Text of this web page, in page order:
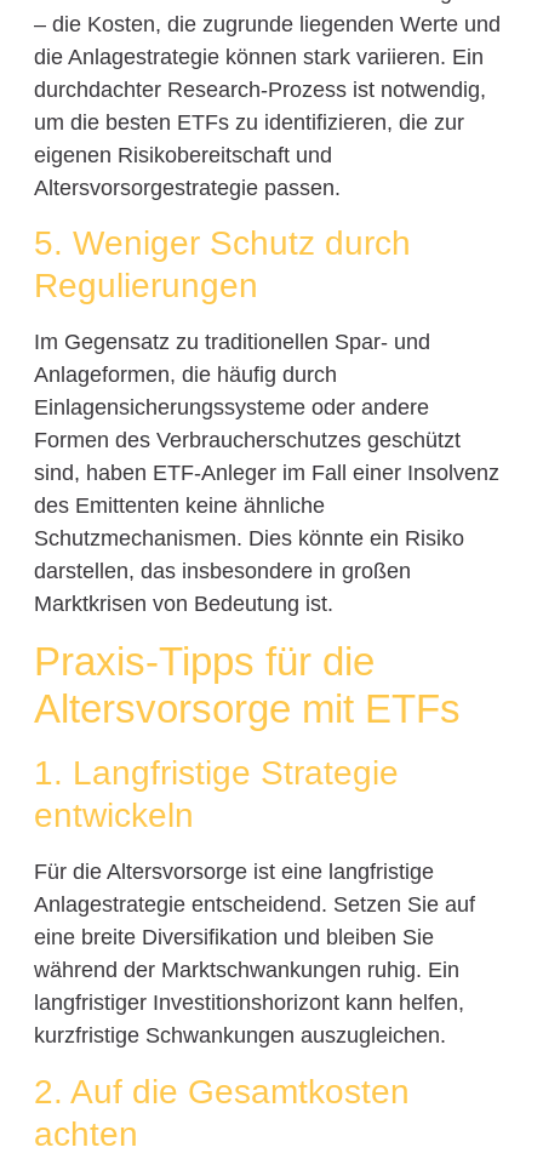
– die Kosten, die zugrunde liegenden Werte und
die Anlagestrategie können stark variieren. Ein
durchdachter Research-Prozess ist notwendig,
um die besten ETFs zu identifizieren, die zur
eigenen Risikobereitschaft und
Altersvorsorgestrategie passen.
5. Weniger Schutz durch
Regulierungen
Im Gegensatz zu traditionellen Spar- und
Anlageformen, die häufig durch
Einlagensicherungssysteme oder andere
Formen des Verbraucherschutzes geschützt
sind, haben ETF-Anleger im Fall einer Insolvenz
des Emittenten keine ähnliche
Schutzmechanismen. Dies könnte ein Risiko
darstellen, das insbesondere in großen
Marktkrisen von Bedeutung ist.
Praxis-Tipps für die
Altersvorsorge mit ETFs
1. Langfristige Strategie
entwickeln
Für die Altersvorsorge ist eine langfristige
Anlagestrategie entscheidend. Setzen Sie auf
eine breite Diversifikation und bleiben Sie
während der Marktschwankungen ruhig. Ein
langfristiger Investitionshorizont kann helfen,
kurzfristige Schwankungen auszugleichen.
2. Auf die Gesamtkosten
achten